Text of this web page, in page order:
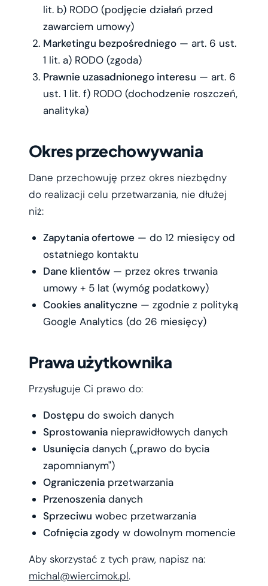
lit. b) RODO (podjęcie działań przed
zawarciem umowy)
Marketingu bezpośredniego — art. 6 ust.
1 lit. a) RODO (zgoda)
Prawnie uzasadnionego interesu — art. 6
ust. 1 lit. f) RODO (dochodzenie roszczeń,
analityka)
Okres przechowywania
Dane przechowuję przez okres niezbędny
do realizacji celu przetwarzania, nie dłużej
niż:
Zapytania ofertowe — do 12 miesięcy od
ostatniego kontaktu
Dane klientów — przez okres trwania
umowy + 5 lat (wymóg podatkowy)
Cookies analityczne — zgodnie z polityką
Google Analytics (do 26 miesięcy)
Prawa użytkownika
Przysługuje Ci prawo do:
Dostępu do swoich danych
Sprostowania nieprawidłowych danych
Usunięcia danych („prawo do bycia
zapomnianym")
Ograniczenia przetwarzania
Przenoszenia danych
Sprzeciwu wobec przetwarzania
Cofnięcia zgody w dowolnym momencie
Aby skorzystać z tych praw, napisz na:
michal@wiercimok.pl.